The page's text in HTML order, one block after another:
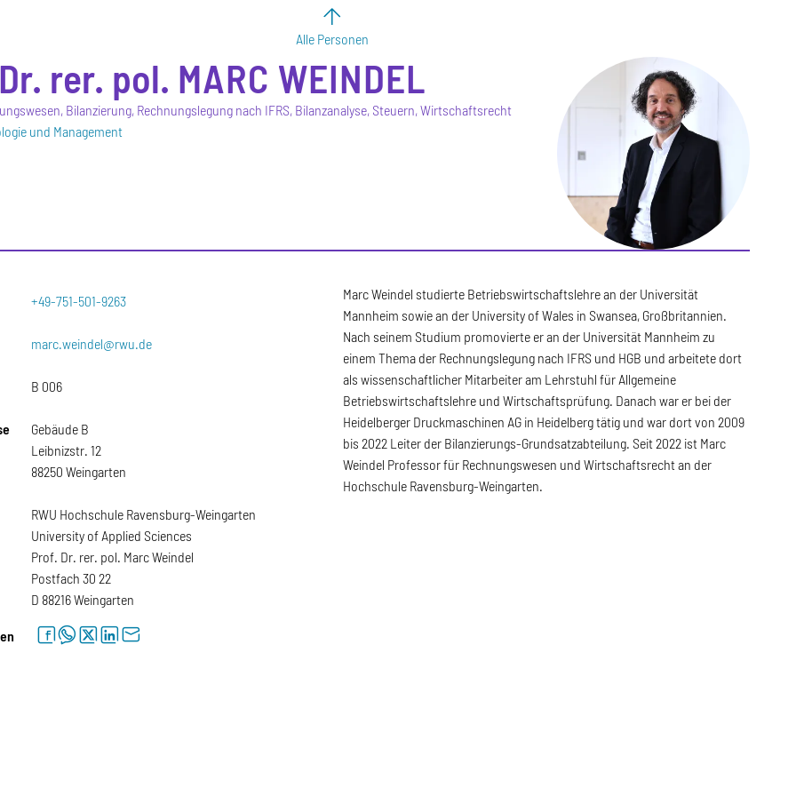
Alle Personen
rer. pol. MARC WEINDEL
Bilanzierung, Rechnungslegung nach IFRS, Bilanzanalyse, Steuern, Wirtschaftsrecht
und Management
+49-751-501-9263
marc.weindel@rwu.de
B 006
Gebäude B
Leibnizstr. 12
88250 Weingarten
RWU Hochschule Ravensburg-Weingarten
University of Applied Sciences
Prof. Dr. rer. pol. Marc Weindel
Postfach 30 22
D 88216 Weingarten
Marc Weindel studierte Betriebswirtschaftslehre an der Universität
Mannheim sowie an der University of Wales in Swansea, Großbritannien.
Nach seinem Studium promovierte er an der Universität Mannheim zu
einem Thema der Rechnungslegung nach IFRS und HGB und arbeitete dort
als wissenschaftlicher Mitarbeiter am Lehrstuhl für Allgemeine
Betriebswirtschaftslehre und Wirtschaftsprüfung. Danach war er bei der
Heidelberger Druckmaschinen AG in Heidelberg tätig und war dort von 2009
bis 2022 Leiter der Bilanzierungs-Grundsatzabteilung. Seit 2022 ist Marc
Weindel Professor für Rechnungswesen und Wirtschaftsrecht an der
Hochschule Ravensburg-Weingarten.
facebookwhatsapptwitterlinkedinletter